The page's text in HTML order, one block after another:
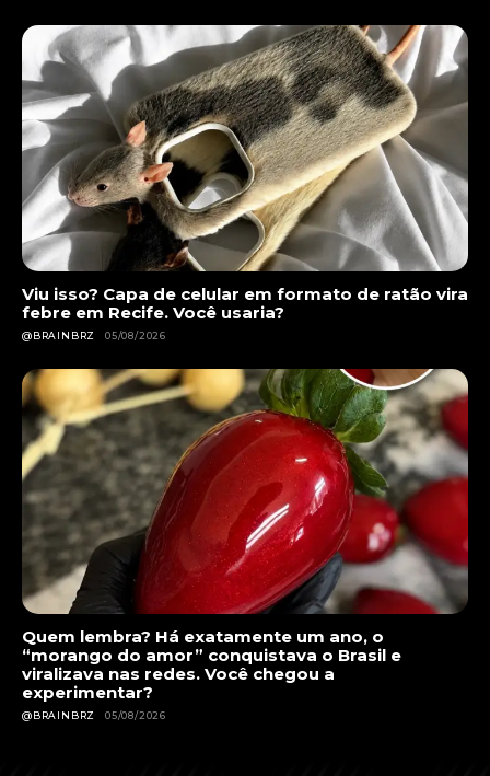
Viu isso? Capa de celular em formato de ratão vira
febre em Recife. Você usaria?
@BRAINBRZ 05/08/2026
Quem lembra? Há exatamente um ano, o
“morango do amor” conquistava o Brasil e
viralizava nas redes. Você chegou a
experimentar?
@BRAINBRZ 05/08/2026